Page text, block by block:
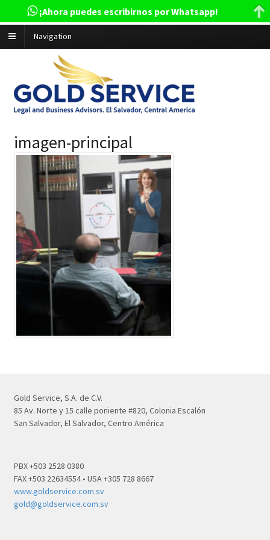
Navigation
imagen-principal
Gold Service, S.A. de C.V.
85 Av. Norte y 15 calle poniente #820, Colonia Escalón
San Salvador, El Salvador, Centro América
PBX +503 2528 0380
FAX +503 22634554 • USA +305 728 8667
www.goldservice.com.sv
gold@goldservice.com.sv
¡Ahora puedes escribirnos por Whatsapp!